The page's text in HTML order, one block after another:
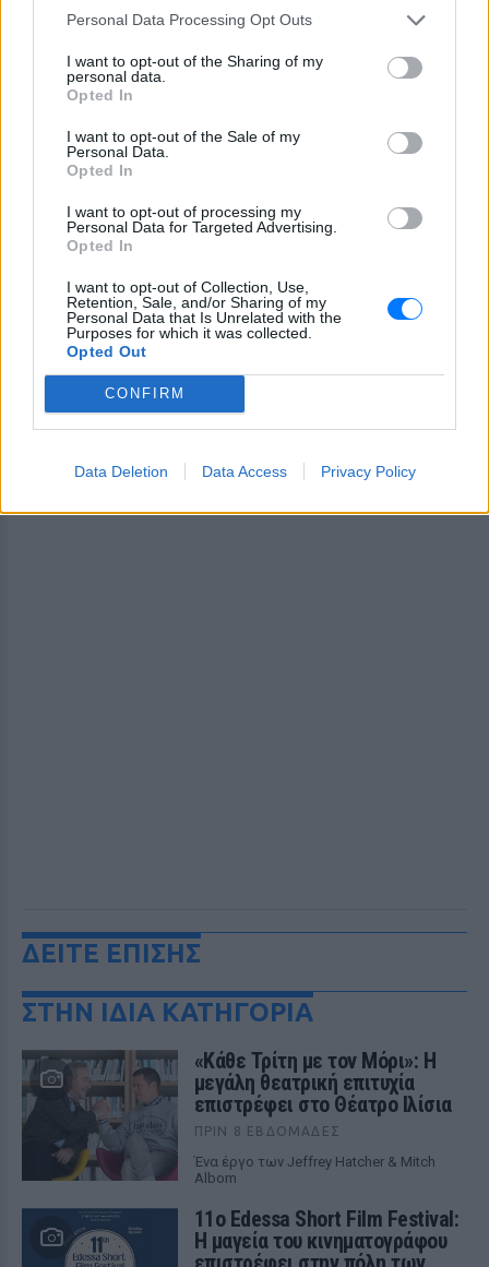
Personal Data Processing Opt Outs
I want to opt-out of the Sharing of my
personal data.
Opted In
I want to opt-out of the Sale of my
Personal Data.
Opted In
I want to opt-out of processing my
Personal Data for Targeted Advertising.
Opted In
I want to opt-out of Collection, Use,
Retention, Sale, and/or Sharing of my
Personal Data that Is Unrelated with the
Purposes for which it was collected.
Opted Out
CONFIRM
Data Deletion Data Access Privacy Policy
Ακολουθήστε το E-Radio.gr στοGoogle News
και μάθετε πρώτοι
Εσύ μπήκες στο E-Daily.gr; Τα νέα της ημέρας
και ότι σου κάνει κλικ!
Ακολουθήστε το E-Radio.gr και στο Instagram
ΔΕΙΤΕ ΕΠΙΣΗΣ
ΣΤΗΝ ΙΔΙΑ ΚΑΤΗΓΟΡΙΑ
«Κάθε Τρίτη με τον Μόρι»: Η
μεγάλη θεατρική επιτυχία
επιστρέφει στο Θέατρο Ιλίσια
ΠΡΙΝ 8 ΕΒΔΟΜΆΔΕΣ
Ένα έργο των Jeffrey Hatcher & Mitch
Albom
11ο Edessa Short Film Festival:
Η μαγεία του κινηματογράφου